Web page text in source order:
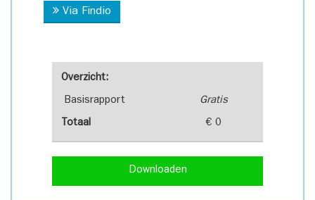
Overzicht:
Basisrapport Gratis
Totaal € 0
Downloaden
Via Findio